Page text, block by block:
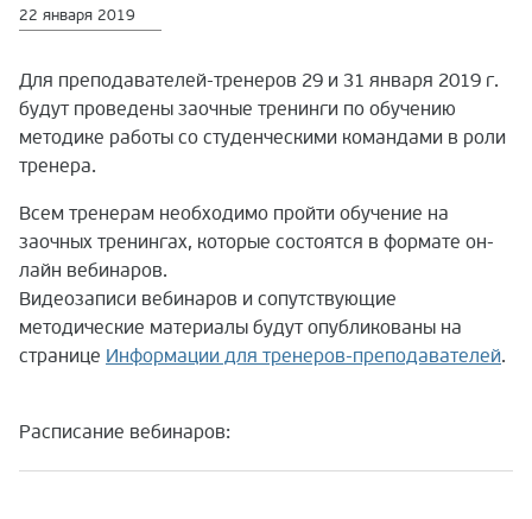
22 января 2019
Для преподавателей-тренеров 29 и 31 января 2019 г.
будут проведены заочные тренинги по обучению
методике работы со студенческими командами в роли
тренера.
Всем тренерам необходимо пройти обучение на
заочных тренингах, которые состоятся в формате он-
лайн вебинаров.
Видеозаписи вебинаров и сопутствующие
методические материалы будут опубликованы на
странице Информации для тренеров-преподавателей.
Расписание вебинаров: